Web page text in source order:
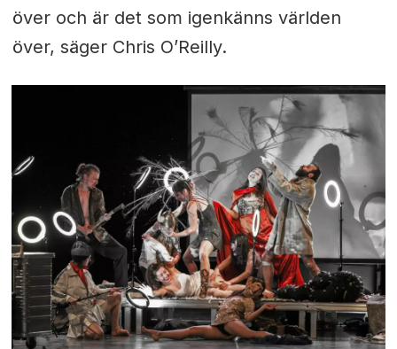
över och är det som igenkänns världen
över, säger Chris O’Reilly.